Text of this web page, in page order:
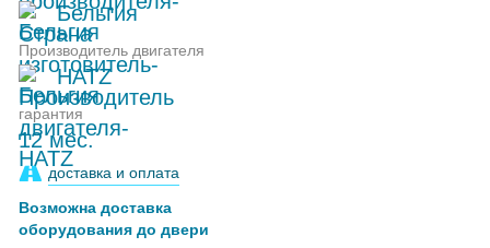
Бельгия
Производитель двигателя
HATZ
гарантия
12 мес.
доставка и оплата
Возможна доставка
оборудования до двери